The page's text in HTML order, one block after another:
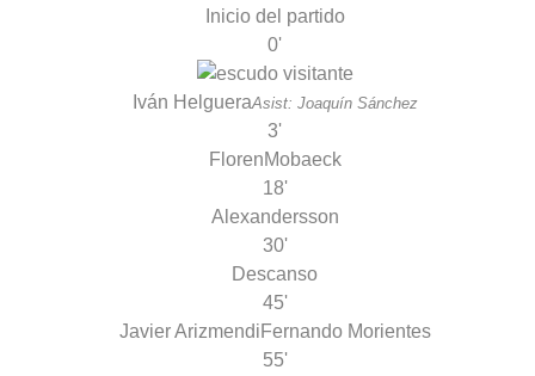
Inicio del partido
0'
Iván HelgueraAsist: Joaquín Sánchez
3'
FlorenMobaeck
18'
Alexandersson
30'
Descanso
45'
Javier Arizmendi Fernando Morientes
55'